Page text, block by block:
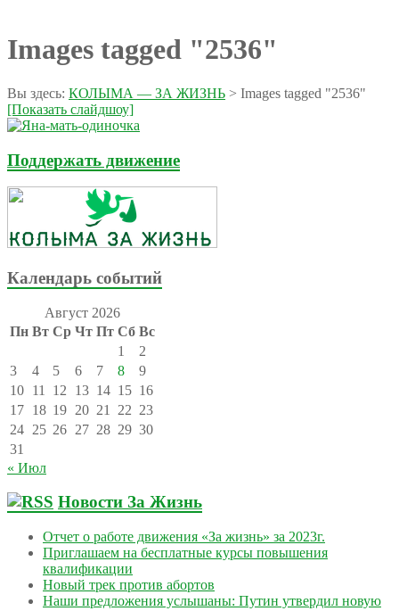
Images tagged "2536"
Вы здесь: КОЛЫМА — ЗА ЖИЗНЬ > Images tagged "2536"
[Показать слайдшоу]
Поддержать движение
Календарь событий
Август 2026
Пн Вт Ср Чт Пт Сб Вс
1
2
3
4 5 6 7 8
9
10 11 12 13 14 15 16
17 18 19 20 21 22 23
24 25 26 27 28 29 30
31
« Июл
Новости За Жизнь
Отчет о работе движения «За жизнь» за 2023г.
Приглашаем на бесплатные курсы повышения
квалификации
Новый трек против абортов
Наши предложения услышаны: Путин утвердил новую